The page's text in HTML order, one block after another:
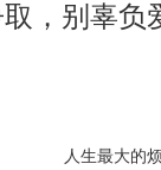
，别辜负
人生最大的